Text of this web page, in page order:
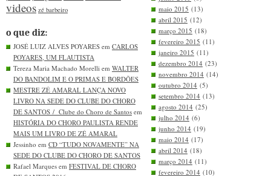
videos zé barbeiro
o que diz:
JOSÉ LUIZ ALVES POYARES em CARLOS
POYARES, UM FLAUTISTA
Tereza Maria Machado Morelli em WALTER
DO BANDOLIM E O PRIMAS E BORDÕES
MESTRE ZÉ AMARAL LANÇA NOVO
LIVRO NA SEDE DO CLUBE DO CHORO
DE SANTOS / Clube do Choro de Santos em
HISTÓRIA DO CHORO PAULISTA RENDE
MAIS UM LIVRO DE ZÉ AMARAL
Jessinho em CD “TUDO NOVAMENTE” NA
SEDE DO CLUBE DO CHORO DE SANTOS
Rafael Marques em FESTIVAL DE CHORO
maio 2015 (13)
abril 2015 (12)
março 2015 (18)
fevereiro 2015 (11)
janeiro 2015 (11)
dezembro 2014 (23)
novembro 2014 (14)
outubro 2014 (5)
setembro 2014 (13)
agosto 2014 (25)
julho 2014 (6)
junho 2014 (19)
maio 2014 (17)
abril 2014 (18)
março 2014 (11)
fevereiro 2014 (10)